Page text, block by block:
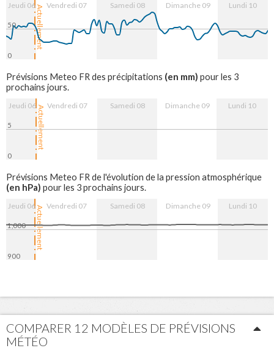
Actuellement
Jeudi 06 Vendredi 07 Samedi 08 Dimanche 09 Lundi 10
0
50
Prévisions Meteo FR des précipitations (en mm) pour les 3
prochains jours.
Actuellement
Jeudi 06 Vendredi 07 Samedi 08 Dimanche 09 Lundi 10
0
5
Prévisions Meteo FR de l'évolution de la pression atmosphérique
(en hPa) pour les 3 prochains jours.
Actuellement
Jeudi 06 Vendredi 07 Samedi 08 Dimanche 09 Lundi 10
900
1,000
COMPARER 12 MODÈLES DE PRÉVISIONS
MÉTÉO